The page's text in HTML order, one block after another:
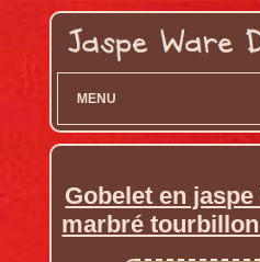
MENU
Gobelet en
marbré